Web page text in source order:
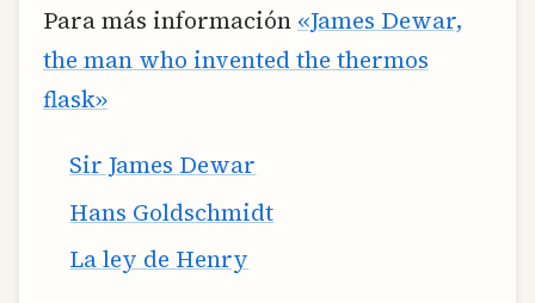
Para más información «James Dewar,
the man who invented the thermos
flask»
Sir James Dewar
Hans Goldschmidt
La ley de Henry